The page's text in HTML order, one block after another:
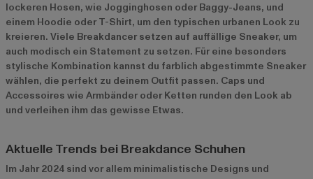
lockeren Hosen, wie Jogginghosen oder Baggy-Jeans, und
einem Hoodie oder T-Shirt, um den typischen urbanen Look zu
kreieren. Viele Breakdancer setzen auf auffällige Sneaker, um
auch modisch ein Statement zu setzen. Für eine besonders
stylische Kombination kannst du farblich abgestimmte Sneaker
wählen, die perfekt zu deinem Outfit passen. Caps und
Accessoires wie Armbänder oder Ketten runden den Look ab
und verleihen ihm das gewisse Etwas.
Aktuelle Trends bei Breakdance Schuhen
Im Jahr 2024 sind vor allem minimalistische Designs und